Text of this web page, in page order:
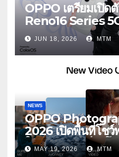
OPPO เตรียมเปิด
Reno16 Series
ประกาศ
ฐานะ Reno Girls
ประสบการณ์ถ่ายภ
อัปเกรดไปอีกขั้น กั
JUN 18, 2026 MTM
NEWS
OPPO
2026 เปิดพื้นที่โชว์
ใหม่ รับเทรนด์วิดีโอ
MAY 19, 2026 MTM